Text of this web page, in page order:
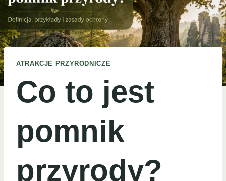
ATRAKCJE PRZYRODNICZE
Co to jest
pomnik
przyrody?